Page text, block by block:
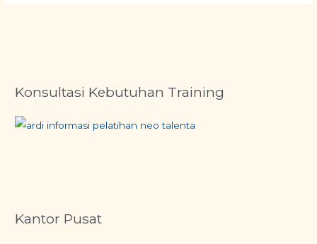
Konsultasi Kebutuhan Training
Kantor Pusat